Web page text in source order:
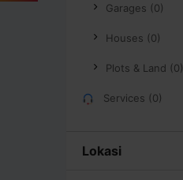
Garages (0)
Houses (0)
Plots & Land (0)
Services (0)
Lokasi